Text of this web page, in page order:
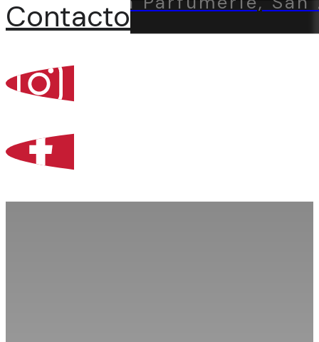
Percoint, Bogotá
Contacto
Contacto